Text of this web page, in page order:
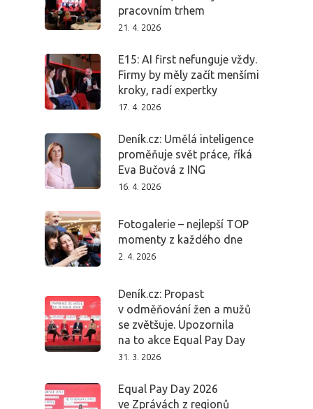
pracovním trhem
21. 4. 2026
E15: AI first nefunguje vždy.
Firmy by měly začít menšími
kroky, radí expertky
17. 4. 2026
Deník.cz: Umělá inteligence
proměňuje svět práce, říká
Eva Bučová z ING
16. 4. 2026
Fotogalerie – nejlepší TOP
momenty z každého dne
2. 4. 2026
Deník.cz: Propast
v odměňování žen a mužů
se zvětšuje. Upozornila
na to akce Equal Pay Day
31. 3. 2026
Equal Pay Day 2026
ve Zprávách z regionů
Program 26.3.
Osobnosti
Dopad
Aktuality
Partneři
Vstupenky